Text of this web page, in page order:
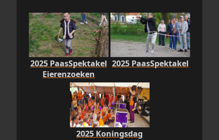
2025 PaasSpektakel
Eierenzoeken
2025 PaasSpektakel
2025 Koningsdag